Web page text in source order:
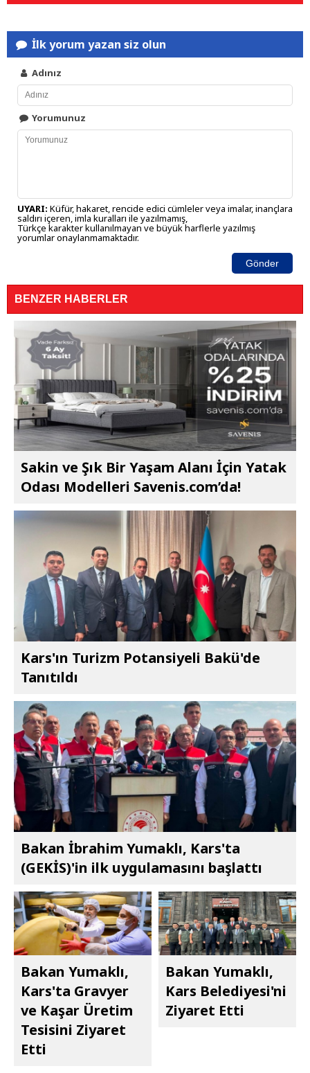
İlk yorum yazan siz olun
Adınız
Yorumunuz
UYARI: Küfür, hakaret, rencide edici cümleler veya imalar, inançlara
saldırı içeren, imla kuralları ile yazılmamış,
Türkçe karakter kullanılmayan ve büyük harflerle yazılmış
yorumlar onaylanmamaktadır.
Gönder
BENZER HABERLER
Sakin ve Şık Bir Yaşam Alanı İçin Yatak
Odası Modelleri Savenis.com’da!
Kars'ın Turizm Potansiyeli Bakü'de
Tanıtıldı
Bakan İbrahim Yumaklı, Kars'ta
(GEKİS)'in ilk uygulamasını başlattı
Bakan Yumaklı,
Kars'ta Gravyer
ve Kaşar Üretim
Tesisini Ziyaret
Etti
Bakan Yumaklı,
Kars Belediyesi'ni
Ziyaret Etti